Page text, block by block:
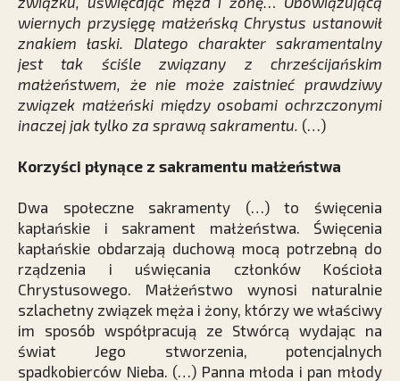
wiernych przysięgę małżeńską Chrystus ustanowił
znakiem łaski. Dlatego charakter sakramentalny
jest tak ściśle związany z chrześcijańskim
małżeństwem, że nie może zaistnieć prawdziwy
związek małżeński między osobami ochrzczonymi
inaczej jak tylko za sprawą sakramentu. (…)
Korzyści płynące z sakramentu małżeństwa
Dwa społeczne sakramenty (…) to święcenia
kapłańskie i sakrament małżeństwa. Święcenia
kapłańskie obdarzają duchową mocą potrzebną do
rządzenia i uświęcania członków Kościoła
Chrystusowego. Małżeństwo wynosi naturalnie
szlachetny związek męża i żony, którzy we właściwy
im sposób współpracują ze Stwórcą wydając na
świat Jego stworzenia, potencjalnych
spadkobierców Nieba. (…) Panna młoda i pan młody